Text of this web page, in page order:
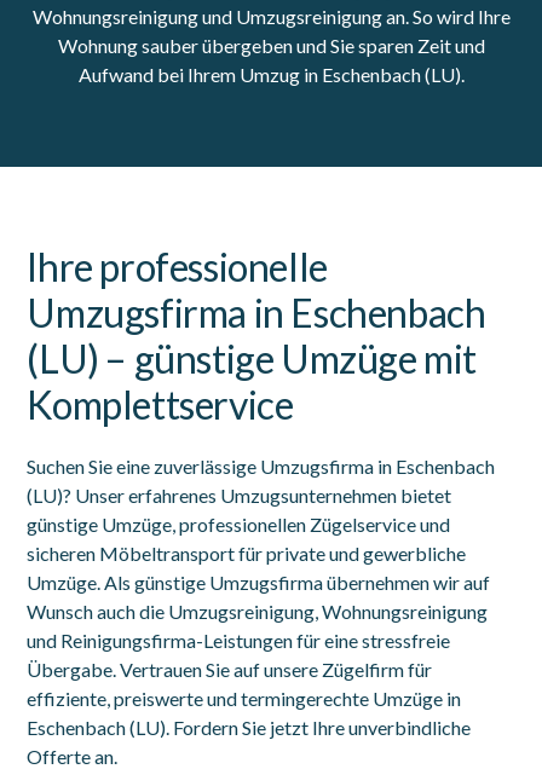
Wohnungsreinigung und Umzugsreinigung an. So wird Ihre
Wohnung sauber übergeben und Sie sparen Zeit und
Aufwand bei Ihrem Umzug in Eschenbach (LU).
Ihre professionelle
Umzugsfirma in Eschenbach
(LU) – günstige Umzüge mit
Komplettservice
Suchen Sie eine zuverlässige Umzugsfirma in Eschenbach
(LU)? Unser erfahrenes Umzugsunternehmen bietet
günstige Umzüge, professionellen Zügelservice und
sicheren Möbeltransport für private und gewerbliche
Umzüge. Als günstige Umzugsfirma übernehmen wir auf
Wunsch auch die Umzugsreinigung, Wohnungsreinigung
und Reinigungsfirma-Leistungen für eine stressfreie
Übergabe. Vertrauen Sie auf unsere Zügelfirm für
effiziente, preiswerte und termingerechte Umzüge in
Eschenbach (LU). Fordern Sie jetzt Ihre unverbindliche
Offerte an.